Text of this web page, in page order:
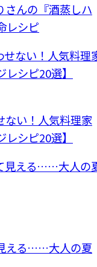
さんの『酒蒸しハ
レシピ
ない！人気料理家
シピ20選】
える……大人の夏